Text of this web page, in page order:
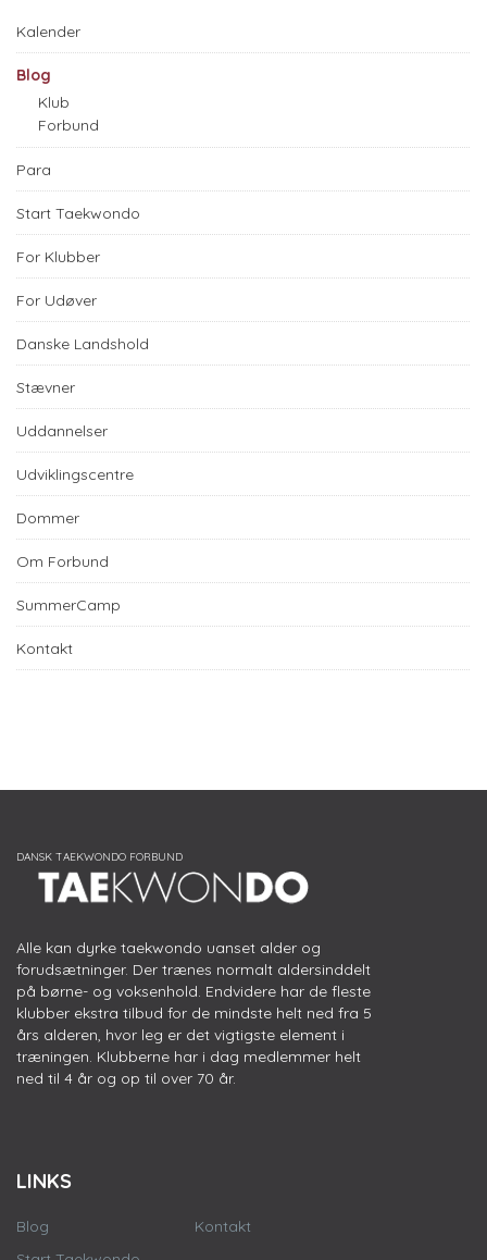
Kalender
Blog
Klub
Forbund
Para
Start Taekwondo
For Klubber
For Udøver
Danske Landshold
Stævner
Uddannelser
Udviklingscentre
Dommer
Om Forbund
SummerCamp
Kontakt
Alle kan dyrke taekwondo uanset alder og
forudsætninger. Der trænes normalt aldersinddelt
på børne- og voksenhold. Endvidere har de fleste
klubber ekstra tilbud for de mindste helt ned fra 5
års alderen, hvor leg er det vigtigste element i
træningen. Klubberne har i dag medlemmer helt
ned til 4 år og op til over 70 år.
LINKS
Blog
Kontakt